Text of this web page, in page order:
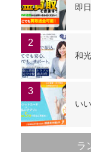
即
2
和
3
い
ラ